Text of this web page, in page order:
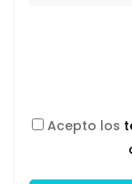
Acepto los